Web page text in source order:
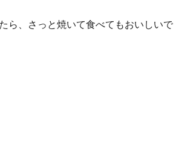
ら、さっと焼いて食べてもおいしいで